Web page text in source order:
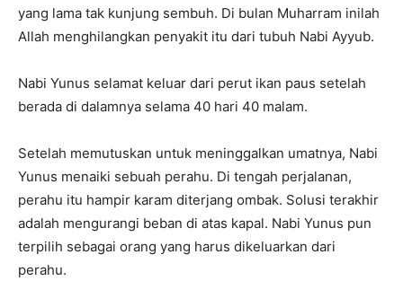
yang lama tak kunjung sembuh. Di bulan Muharram inilah
Allah menghilangkan penyakit itu dari tubuh Nabi Ayyub.
Nabi Yunus selamat keluar dari perut ikan paus setelah
berada di dalamnya selama 40 hari 40 malam.
Setelah memutuskan untuk meninggalkan umatnya, Nabi
Yunus menaiki sebuah perahu. Di tengah perjalanan,
perahu itu hampir karam diterjang ombak. Solusi terakhir
adalah mengurangi beban di atas kapal. Nabi Yunus pun
terpilih sebagai orang yang harus dikeluarkan dari
perahu.